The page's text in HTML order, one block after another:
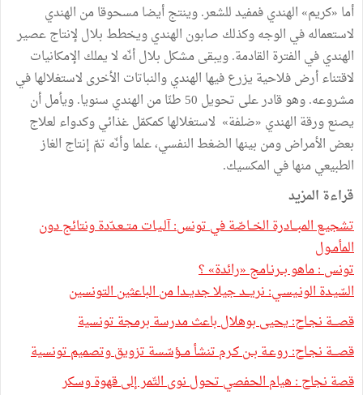
أما «كريم» الهندي فمفيد للشعر. وينتج أيضا مسحوقا من الهندي
لاستعماله في الوجه وكذلك صابون الهندي ويخطط بلال لإنتاج عصير
الهندي في الفترة القادمة. ويبقى مشكل بلال أنّه لا يملك الإمكانيات
لاقتناء أرض فلاحية يزرع فيها الهندي والنباتات الأخرى لاستغلالها في
مشروعه. وهو قادر على تحويل 50 طنّا من الهندي سنويا. ويأمل أن
يصنع ورقة الهندي «ضلفة» لاستغلالها كمكمّل غذائي وكدواء لعلاج
بعض الأمراض ومن بينها الضغط النفسي، علما وأنّه تمّ إنتاج الغاز
الطبيعي منها في المكسيك.
قراءة المزيد
تشجيـع المبـــادرة الخــاصّة في تونس: آلـيـات متــعـدّدة ونتائج دون
المأمـول
تونس : ماهو بــرنـامج «رائدة» ؟
السّيـدة الونـيسـي: نريـــد جيلا جديــدا من الباعثين التونسين
قصـــة نجـاح: يحيى بوهلال باعث مدرسة برمجة تونسية
قصـــة نجـاح: روعـة بــن كـرم تنشأ مــؤسّسة تزويق وتصميم تونسية
قصة نجاح : هيام الحفصي تحول نوى التّمر إلى قهوة وسكر